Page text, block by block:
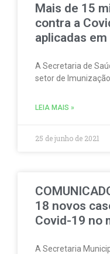
Mais de 15
contra a
aplicadas
A Secretaria de
setor de
LEIA MAIS »
25 de junho de 2021
18 novos
Covid-19 no
A Secretaria